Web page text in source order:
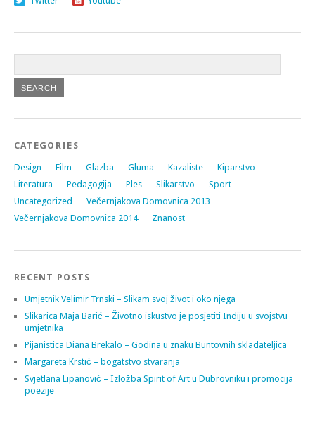
CATEGORIES
Design Film Glazba Gluma Kazaliste
Kiparstvo
Literatura
Pedagogija Ples Slikarstvo
Sport
Uncategorized
Večernjakova Domovnica 2013
Večernjakova Domovnica 2014
Znanost
RECENT POSTS
Umjetnik Velimir Trnski – Slikam svoj život i oko njega
Slikarica Maja Barić – Životno iskustvo je posjetiti Indiju u svojstvu
umjetnika
Pijanistica Diana Brekalo – Godina u znaku Buntovnih skladateljica
Margareta Krstić – bogatstvo stvaranja
Svjetlana Lipanović – Izložba Spirit of Art u Dubrovniku i promocija
poezije